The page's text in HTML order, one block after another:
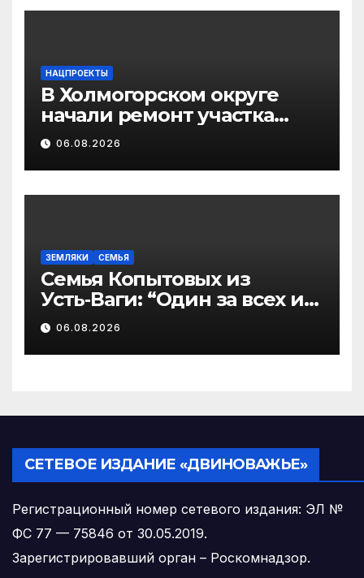
НАЦПРОЕКТЫ
В Холмогорском округе
начали ремонт участка
дороги Емецк – Сельцо
06.08.2026
ЗЕМЛЯКИ СЕМЬЯ
Семья Копытовых из
Усть‑Ваги: “Один за всех и
все за одного” — пример
для всего Виноградовского
округа
06.08.2026
СЕТЕВОЕ ИЗДАНИЕ «ДВИНОВАЖЬЕ»
Регистрационный номер сетевого издания: ЭЛ №
ФС 77 — 75846 от 30.05.2019.
Зарегистрировавший орган – Роскомнадзор.